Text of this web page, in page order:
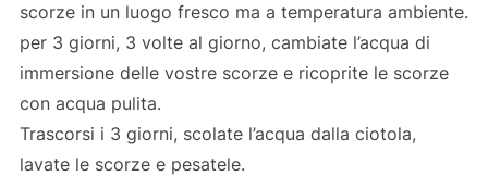
scorze in un luogo fresco ma a temperatura ambiente.
per 3 giorni, 3 volte al giorno, cambiate l’acqua di
immersione delle vostre scorze e ricoprite le scorze
con acqua pulita.
Trascorsi i 3 giorni, scolate l’acqua dalla ciotola,
lavate le scorze e pesatele.